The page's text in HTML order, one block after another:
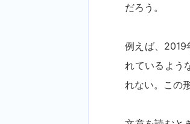
だろう。
例えば、2019
れているよう
れない。この